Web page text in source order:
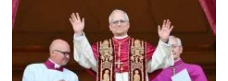
Тема оформлення